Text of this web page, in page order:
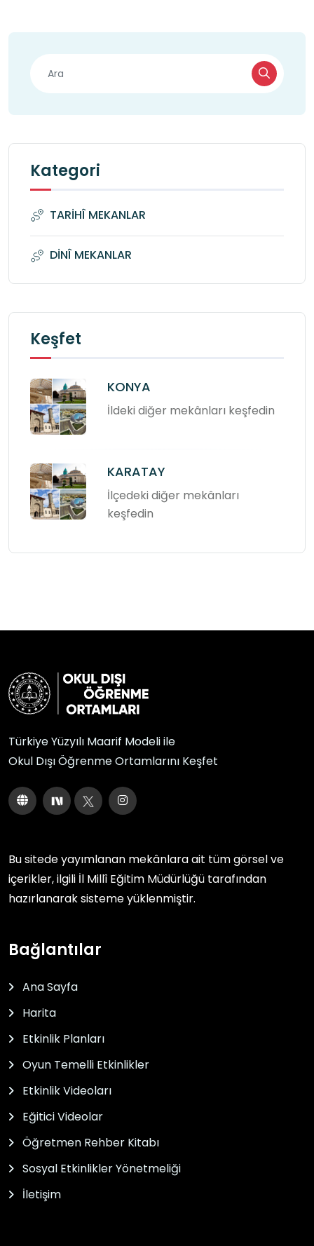
Kategori
TARİHÎ MEKANLAR
DİNÎ MEKANLAR
Keşfet
KONYA
İldeki diğer mekânları keşfedin
KARATAY
İlçedeki diğer mekânları
keşfedin
Türkiye Yüzyılı Maarif Modeli ile
Okul Dışı Öğrenme Ortamlarını Keşfet
Bu sitede yayımlanan mekânlara ait tüm görsel ve
içerikler, ilgili İl Millî Eğitim Müdürlüğü tarafından
hazırlanarak sisteme yüklenmiştir.
Bağlantılar
Ana Sayfa
Harita
Etkinlik Planları
Oyun Temelli Etkinlikler
Etkinlik Videoları
Eğitici Videolar
Öğretmen Rehber Kitabı
Sosyal Etkinlikler Yönetmeliği
İletişim